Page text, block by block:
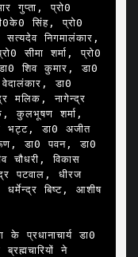
गुप्ता, प्रो0
सिंह, प्रो0
निगमालंकार,
सीमा शर्मा, प्रो0
शिव कुमार, डा0
डा0
मलिक, नागेन्द्र
कुलभूषण शर्मा,
भट्ट, डा0 अजीत
डा0 पवन, डा0
चौधरी, विकास
पटवाल, धीरज
बिष्ट, आशीष
ने